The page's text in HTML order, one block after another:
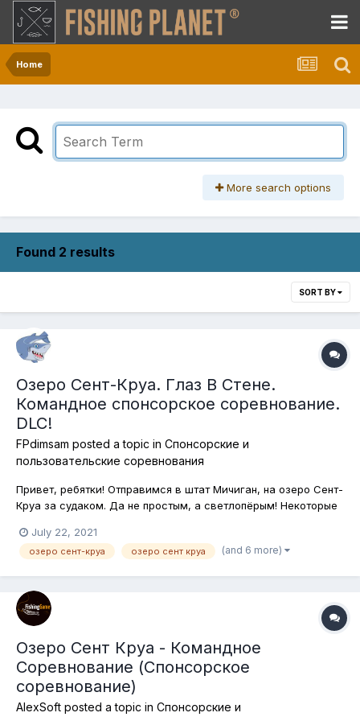
Home
More search options
Found 2 results
SORT BY
Озеро Сент-Круа. Глаз В Стене.
Командное спонсорское соревнование.
DLC!
FPdimsam posted a topic in Спонсорские и
пользовательские соревнования
Привет, ребятки! Отправимся в штат Мичиган, на озеро Сент-
Круа за судаком. Да не простым, а светлопёрым! Некоторые
А дело в том, что по-английски эта рыба называется Walleye
(глаз в стене, стенной глаз). Не спрашивайте почему,
July 22, 2021
озеро сент-круа озеро сент круа (and 6 more)
Озеро Сент Круа - Командное
Соревнование (Спонсорское
соревнование)
AlexSoft posted a topic in Спонсорские и